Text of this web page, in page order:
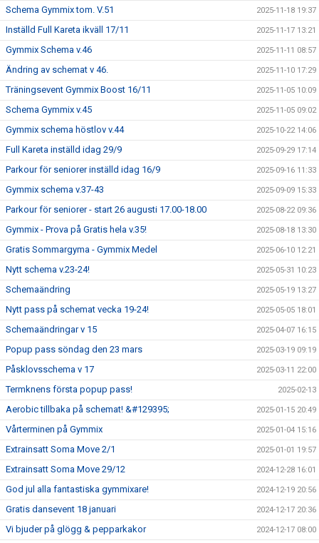
Schema Gymmix tom. V.51 2025-11-18 19:37
Inställd Full Kareta ikväll 17/11 2025-11-17 13:21
Gymmix Schema v.46 2025-11-11 08:57
Ändring av schemat v 46. 2025-11-10 17:29
Träningsevent Gymmix Boost 16/11 2025-11-05 10:09
Schema Gymmix v.45 2025-11-05 09:02
Gymmix schema höstlov v.44 2025-10-22 14:06
Full Kareta inställd idag 29/9 2025-09-29 17:14
Parkour för seniorer inställd idag 16/9 2025-09-16 11:33
Gymmix schema v.37-43 2025-09-09 15:33
Parkour för seniorer - start 26 augusti 17.00-18.00 2025-08-22 09:36
Gymmix - Prova på Gratis hela v.35! 2025-08-18 13:30
Gratis Sommargyma - Gymmix Medel 2025-06-10 12:21
Nytt schema v.23-24! 2025-05-31 10:23
Schemaändring 2025-05-19 13:27
Nytt pass på schemat vecka 19-24! 2025-05-05 18:01
Schemaändringar v 15 2025-04-07 16:15
Popup pass söndag den 23 mars 2025-03-19 09:19
Påsklovsschema v 17 2025-03-11 22:00
Termknens första popup pass! 2025-02-13
Aerobic tillbaka på schemat! &#129395; 2025-01-15 20:49
Vårterminen på Gymmix 2025-01-04 15:16
Extrainsatt Soma Move 2/1 2025-01-01 19:57
Extrainsatt Soma Move 29/12 2024-12-28 16:01
God jul alla fantastiska gymmixare! 2024-12-19 20:56
Gratis dansevent 18 januari 2024-12-17 20:36
Vi bjuder på glögg & pepparkakor 2024-12-17 08:00